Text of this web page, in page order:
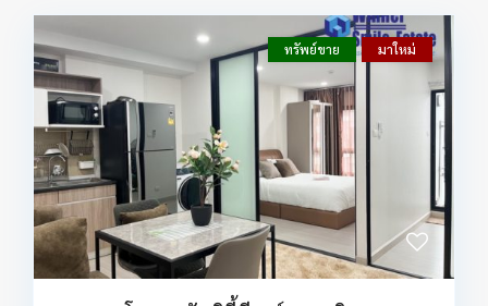
ทรัพย์ขาย มาใหม่